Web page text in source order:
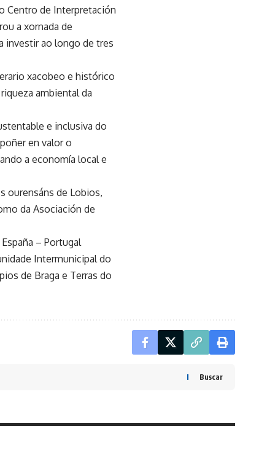
Centro de Interpretación
a xornada de
investir ao longo de tres
xacobeo e histórico
ambiental da
e inclusiva do
en valor o
a economía local e
ourensáns de Lobios,
da Asociación de
– Portugal
Intermunicipal do
de Braga e Terras do
Buscar